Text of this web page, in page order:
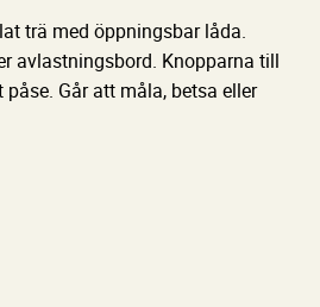
trä med öppningsbar låda.
avlastningsbord. Knopparna till
Går att måla, betsa eller